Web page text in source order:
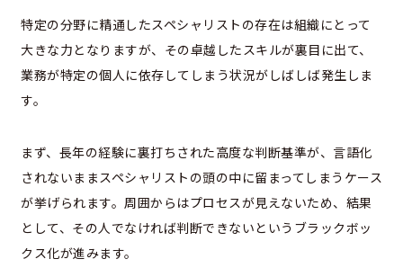
特定の分野に精通したスペシャリストの存在は組織にとって
大きな力となりますが、その卓越したスキルが裏目に出て、
業務が特定の個人に依存してしまう状況がしばしば発生しま
す。
まず、長年の経験に裏打ちされた高度な判断基準が、言語化
されないままスペシャリストの頭の中に留まってしまうケース
が挙げられます。周囲からはプロセスが見えないため、結果
として、その人でなければ判断できないというブラックボッ
クス化が進みます。